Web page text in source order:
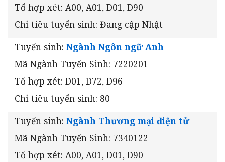
Tổ hợp xét: A00, A01, D01, D90
Chỉ tiêu tuyển sinh: Đang cập Nhật
Tuyển sinh: Ngành Ngôn ngữ Anh
Mã Ngành Tuyển Sinh: 7220201
Tổ hợp xét: D01, D72, D96
Chỉ tiêu tuyển sinh: 80
Tuyển sinh: Ngành Thương mại điện tử
Mã Ngành Tuyển Sinh: 7340122
Tổ hợp xét: A00, A01, D01, D90